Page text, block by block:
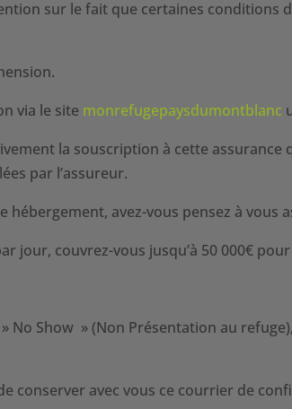
sur le fait que certaines conditions
via le site monrefugepaysdumontblanc
la souscription à cette
par l’assureur.
hébergement, avez-vous pensez à vous
jour, couvrez-vous jusqu’à 50 000€
» No Show » (Non Présentation au
conserver avec vous ce courrier de